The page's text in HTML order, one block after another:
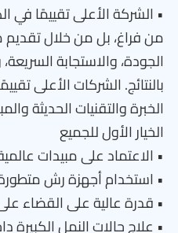
• الشركة الأعلى تقييمًا في
من فراغ، بل من خلال
الجودة، والاستجابة
بالنتائج. الشركات الأعلى
الخبرة والتقنيات الحديثة
الخيار الأول للجميع
• الاعتماد على مبيدات
• استخدام أجهزة رش
• قدرة عالية على القضاء
• علاج حالات النمل الكبيرة